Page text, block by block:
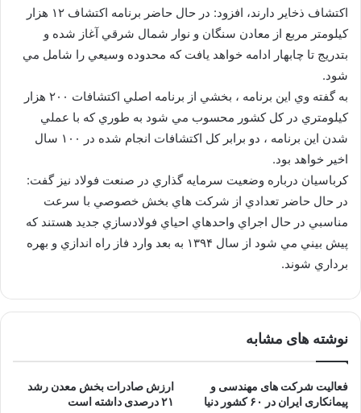
اكتشاف ذخاير دارند، افزود: در حال حاضر برنامه اكتشاف ۱۲ هزار
كيلومتر مربع از معادن سنگان و نوار شمال شرقي آغاز شده و
بتدريج تا چابهار ادامه خواهد يافت كه محدوده وسيعي را شامل مي
شود.
به گفته وي اين برنامه ، بخشي از برنامه اصلي اكتشافات ۲۰۰ هزار
كيلومتري در كل كشور محسوب مي شود به طوري كه با عملي
شدن اين برنامه ، دو برابر كل اكتشافات انجام شده در ۱۰۰ سال
اخير خواهد بود.
كرباسيان درباره وضعيت سرمايه گذاري در صنعت فولاد نيز گفت:
در حال حاضر تعدادي از شركت هاي بخش خصوصي با سرعت
مناسبي در حال اجراي واحدهاي احياي فولادسازي جديد هستند كه
پيش بيني مي شود از سال ۱۳۹۴ به بعد وارد فاز راه اندازي و بهره
برداري شوند.
نوشته های مشابه
فعالیت شرکت های مهندسی و
پیمانکاری ایران در ۶۰ کشور دنیا
ارزش صادرات بخش معدن رشد
۲۱ درصدی داشته است